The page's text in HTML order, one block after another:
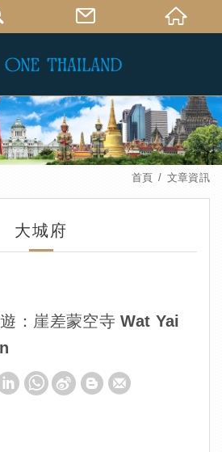
首頁 文章資訊
大城府
：崖差蒙空寺 Wat Yai